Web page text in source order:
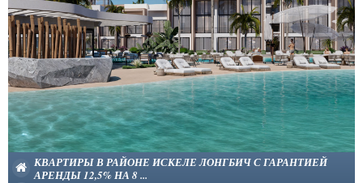
КВАРТИРЫ В РАЙОНЕ ИСКЕЛЕ ЛОНГБИЧ С ГАРАНТИЕЙ
АРЕНДЫ 12,5% НА 8 ...